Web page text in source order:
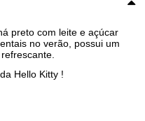
preto com leite e açúcar
no verão, possui um
Hello Kitty !